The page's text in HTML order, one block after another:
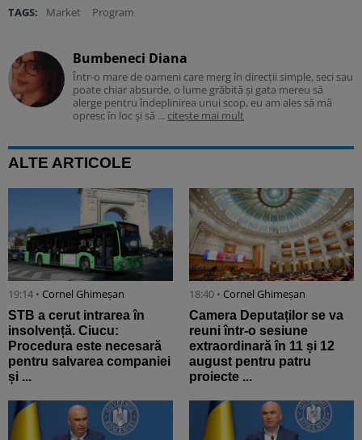
TAGS: Market Program
Bumbeneci Diana
Într-o mare de oameni care merg în direcții simple, seci sau
poate chiar absurde, o lume grăbită și gata mereu să
alerge pentru îndeplinirea unui scop, eu am ales să mă
opresc în loc și să ... citește mai mult
ALTE ARTICOLE
19:14 • Cornel Ghimeșan
STB a cerut intrarea în
insolvență. Ciucu:
Procedura este necesară
pentru salvarea companiei
și ...
18:40 • Cornel Ghimeșan
Camera Deputaților se va
reuni într-o sesiune
extraordinară în 11 și 12
august pentru patru
proiecte ...